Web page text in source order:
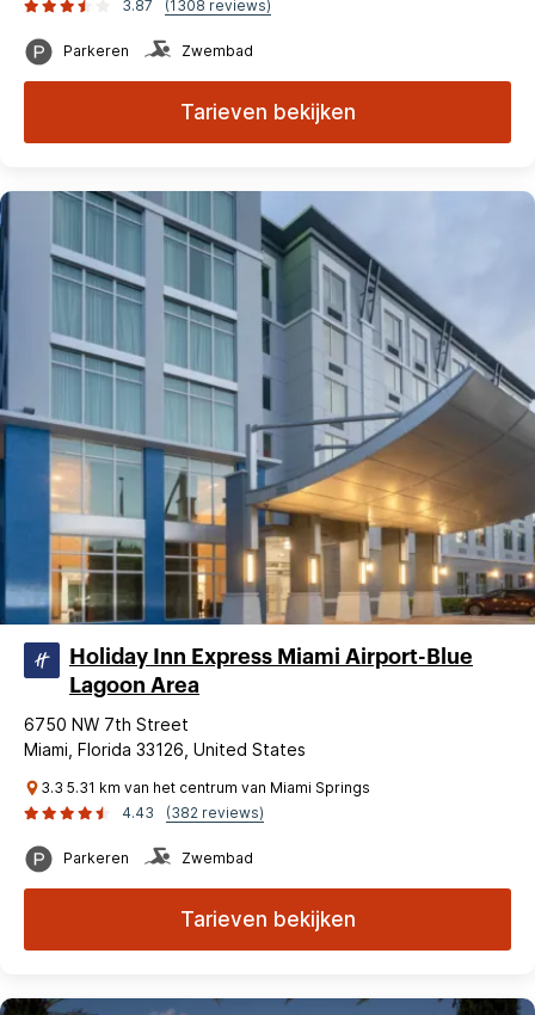
3.87
(1308 reviews)
Parkeren Zwembad
Tarieven bekijken
Holiday Inn Express Miami Airport-Blue
Lagoon Area
6750 NW 7th Street
Miami, Florida 33126, United States
3.3 5.31 km van het centrum van Miami Springs
4.43
(382 reviews)
Parkeren Zwembad
Tarieven bekijken